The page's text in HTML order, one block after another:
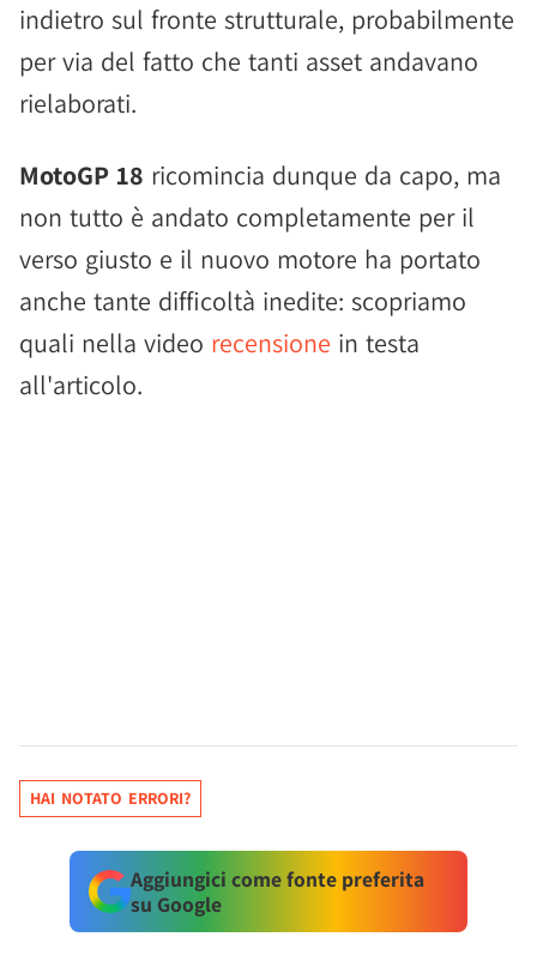
indietro sul fronte strutturale, probabilmente
per via del fatto che tanti asset andavano
rielaborati.
MotoGP 18 ricomincia dunque da capo, ma
non tutto è andato completamente per il
verso giusto e il nuovo motore ha portato
anche tante difficoltà inedite: scopriamo
quali nella video recensione in testa
all'articolo.
HAI NOTATO ERRORI?
Aggiungici come fonte preferita
su Google